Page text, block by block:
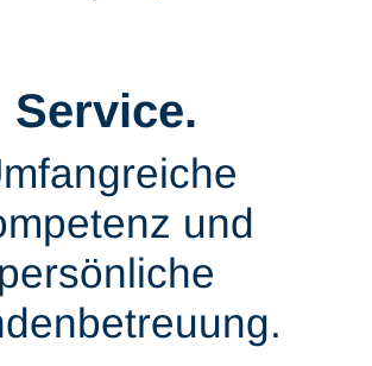
Service.
und
persönliche